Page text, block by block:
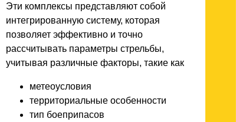
Эти комплексы представляют собой
интегрированную систему, которая
позволяет эффективно и точно
рассчитывать параметры стрельбы,
учитывая различные факторы, такие как
метеоусловия
территориальные особенности
тип боеприпасов